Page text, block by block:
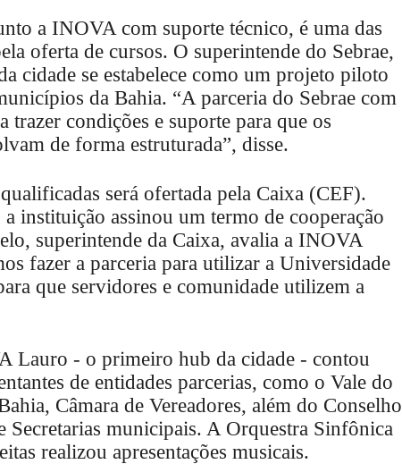
a INOVA com suporte técnico, é uma das
oferta de cursos. O superintende do Sebrae,
cidade se estabelece como um projeto piloto
da Bahia. “A parceria do Sebrae com
trazer condições e suporte para que os
de forma estruturada”, disse.
será ofertada pela Caixa (CEF).
instituição assinou um termo de cooperação
superintende da Caixa, avalia a INOVA
fazer a parceria para utilizar a Universidade
que servidores e comunidade utilizem a
Lauro - o primeiro hub da cidade - contou
de entidades parcerias, como o Vale do
Câmara de Vereadores, além do Conselho
municipais. A Orquestra Sinfônica
realizou apresentações musicais.